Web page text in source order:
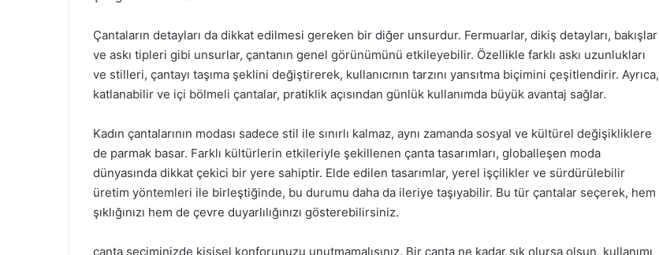
Çantaların detayları da dikkat edilmesi gereken bir diğer unsurdur. Fermuarlar, dikiş detayları, bakışlar
ve askı tipleri gibi unsurlar, çantanın genel görünümünü etkileyebilir. Özellikle farklı askı uzunlukları
ve stilleri, çantayı taşıma şeklini değiştirerek, kullanıcının tarzını yansıtma biçimini çeşitlendirir. Ayrıca,
katlanabilir ve içi bölmeli çantalar, pratiklik açısından günlük kullanımda büyük avantaj sağlar.
Kadın çantalarının modası sadece stil ile sınırlı kalmaz, aynı zamanda sosyal ve kültürel değişikliklere
de parmak basar. Farklı kültürlerin etkileriyle şekillenen çanta tasarımları, globalleşen moda
dünyasında dikkat çekici bir yere sahiptir. Elde edilen tasarımlar, yerel işçilikler ve sürdürülebilir
üretim yöntemleri ile birleştiğinde, bu durumu daha da ileriye taşıyabilir. Bu tür çantalar seçerek, hem
şıklığınızı hem de çevre duyarlılığınızı gösterebilirsiniz.
çanta seçiminizde kişisel konforunuzu unutmamalısınız. Bir çanta ne kadar şık olursa olsun, kullanımı